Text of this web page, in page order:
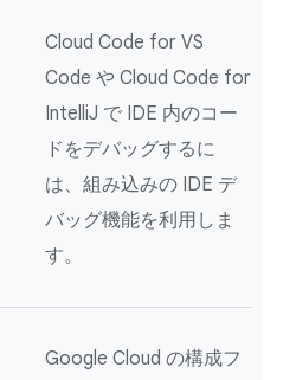
Cloud Code for VS
Code や Cloud Code for
IntelliJ で IDE 内のコー
ドをデバッグするに
は、組み込みの IDE デ
バッグ機能を利用しま
す。
Google Cloud の構成フ